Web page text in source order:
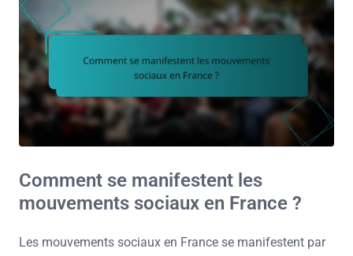
Comment se manifestent les
mouvements sociaux en France ?
Les mouvements sociaux en France se manifestent par